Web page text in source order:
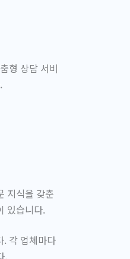
형 상담 서비
지식을 갖춘
있습니다.
. 각 업체마다
.